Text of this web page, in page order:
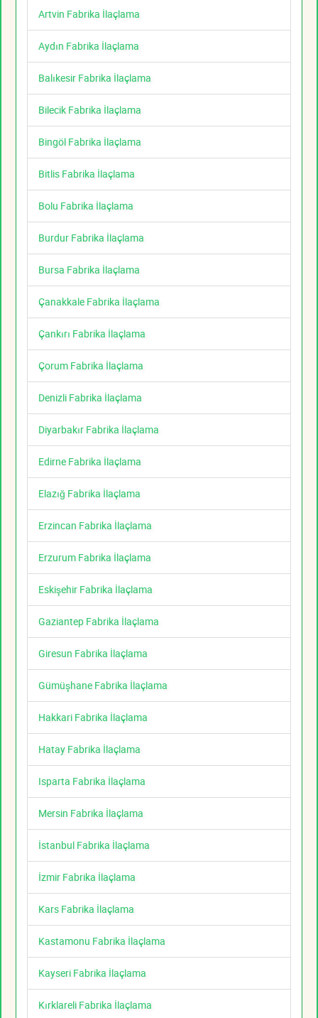
Artvin Fabrika İlaçlama
Aydın Fabrika İlaçlama
Balıkesir Fabrika İlaçlama
Bilecik Fabrika İlaçlama
Bingöl Fabrika İlaçlama
Bitlis Fabrika İlaçlama
Bolu Fabrika İlaçlama
Burdur Fabrika İlaçlama
Bursa Fabrika İlaçlama
Çanakkale Fabrika İlaçlama
Çankırı Fabrika İlaçlama
Çorum Fabrika İlaçlama
Denizli Fabrika İlaçlama
Diyarbakır Fabrika İlaçlama
Edirne Fabrika İlaçlama
Elazığ Fabrika İlaçlama
Erzincan Fabrika İlaçlama
Erzurum Fabrika İlaçlama
Eskişehir Fabrika İlaçlama
Gaziantep Fabrika İlaçlama
Giresun Fabrika İlaçlama
Gümüşhane Fabrika İlaçlama
Hakkari Fabrika İlaçlama
Hatay Fabrika İlaçlama
Isparta Fabrika İlaçlama
Mersin Fabrika İlaçlama
İstanbul Fabrika İlaçlama
İzmir Fabrika İlaçlama
Kars Fabrika İlaçlama
Kastamonu Fabrika İlaçlama
Kayseri Fabrika İlaçlama
Kırklareli Fabrika İlaçlama